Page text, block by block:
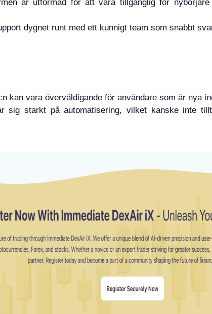
är utformad för att vara tillgänglig för
dygnet runt med ett kunnigt team som snabbt
kan vara överväldigande för användare som är nya
sig starkt på automatisering, vilket kanske inte